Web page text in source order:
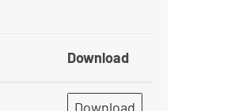
Download
Download